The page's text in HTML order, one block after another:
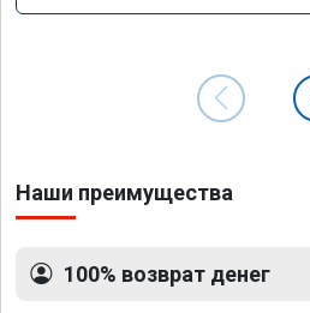
Наши преимущества
100% возврат денег